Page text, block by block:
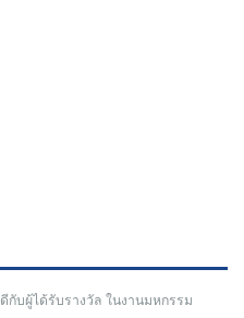
กับผู้ได้รับรางวัล ในงานมหกรรม